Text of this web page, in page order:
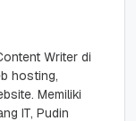
Writer di
hosting,
Memiliki
IT, Pudin